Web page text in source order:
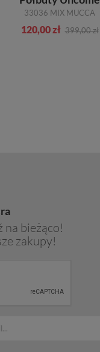
33036 MIX MUCCA
120,00 zł 399,00 zł
bieżąco!
zakupy!